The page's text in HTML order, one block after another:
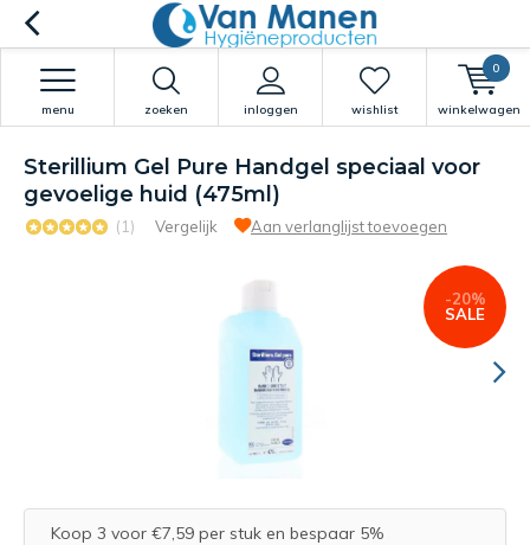
zoeken inloggen
menu wishlist winkelwagen
0
Sterillium Gel Pure Handgel speciaal voor
gevoelige huid (475ml)
(1) Vergelijk Aan verlanglijst toevoegen
-20%
SALE
Koop 3 voor €7,59 per stuk en bespaar 5%